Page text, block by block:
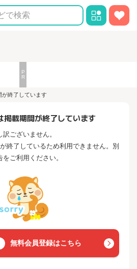
が終了しています
掲載期間が終了しています
訳ございません。
終了しているため利用できません。別
をご利用ください。
無料会員登録はこちら